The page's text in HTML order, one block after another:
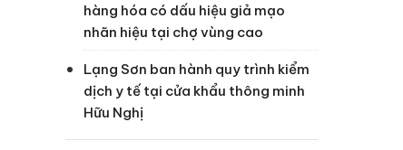
hàng hóa có dấu hiệu giả mạo
nhãn hiệu tại chợ vùng cao
Lạng Sơn ban hành quy trình kiểm
dịch y tế tại cửa khẩu thông minh
Hữu Nghị